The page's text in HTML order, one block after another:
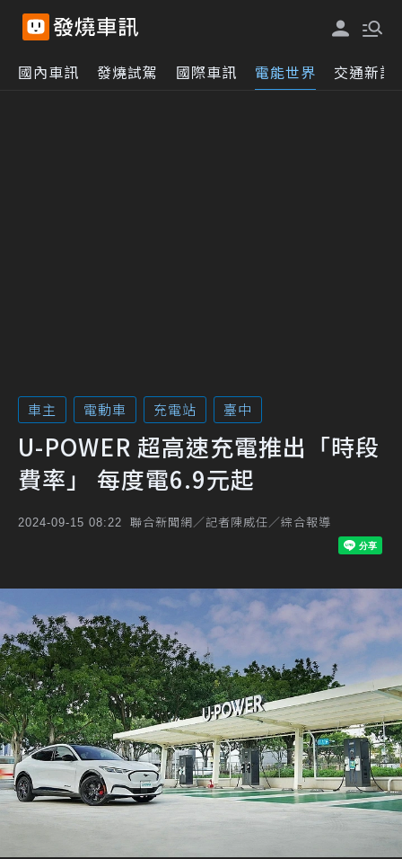
國內車訊 發燒試駕 國際車訊 電能世界 交通新訊
車主 電動車 充電站 臺中
U-POWER 超高速充電推出「時段
費率」 每度電6.9元起
2024-09-15 08:22 聯合新聞網／記者陳威任／綜合報導